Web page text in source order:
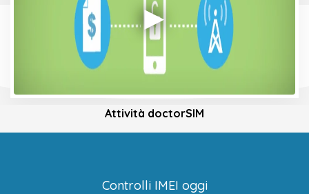
Attività doctorSIM
Controlli IMEI oggi